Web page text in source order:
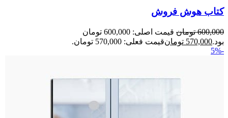
کتاب هوش فروش
600,000 تومان
قیمت اصلی: 600,000 تومان
بود.570,000 تومانقیمت فعلی: 570,000 تومان.
-5%